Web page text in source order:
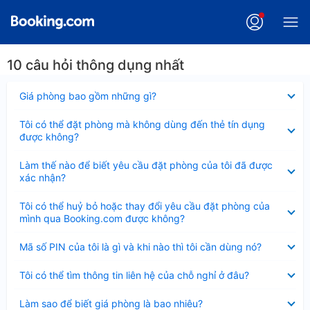
10 câu hỏi thông dụng nhất
Giá phòng bao gồm những gì?
thu
Tôi có thể đặt phòng mà không dùng đến thẻ tín dụng
được không?
thu
gọn
Làm thế nào để biết yêu cầu đặt phòng của tôi đã được
xác nhận?
thu
gọn
Tôi có thể huỷ bỏ hoặc thay đổi yêu cầu đặt phòng của
mình qua Booking.com được không?
thu
gọn
Mã số PIN của tôi là gì và khi nào thì tôi cần dùng nó?
thu
Tôi có thể tìm thông tin liên hệ của chỗ nghỉ ở đâu?
thu
Làm sao để biết giá phòng là bao nhiêu?
thu